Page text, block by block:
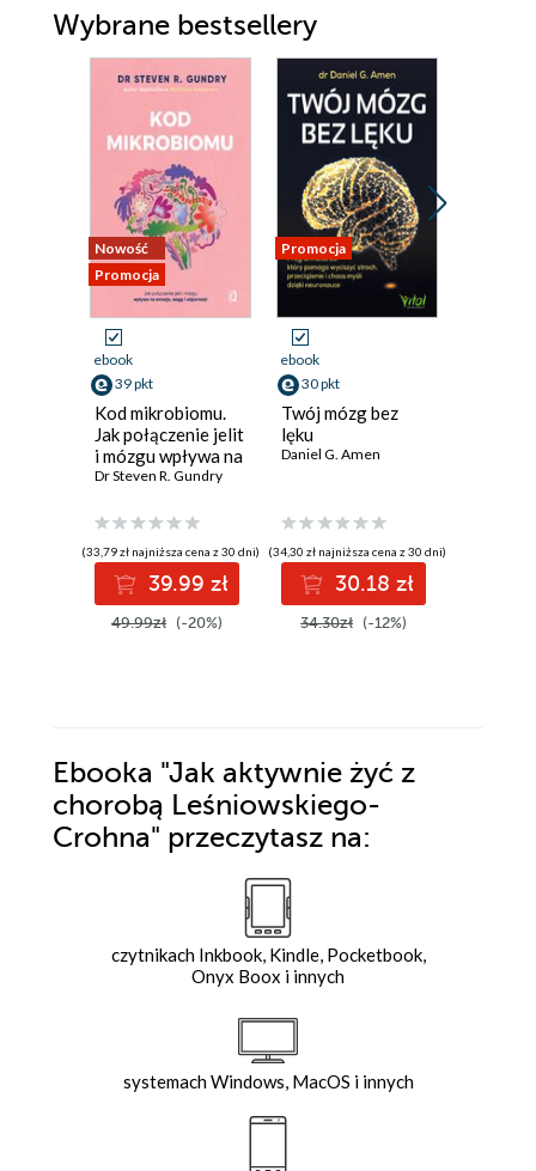
Wybrane bestsellery
Nowość
Promocja
ebook
39 pkt
Kod mikrobiomu.
Jak połączenie jelit
i mózgu wpływa na
emocje, wagę i
Dr Steven R. Gundry
(33,79 zł najniższa cena z 30 dni)
39.99 zł
49.99zł (-20%)
Promocja
ebook
30 pkt
Twój mózg bez
lęku
Daniel G. Amen
(34,30 zł najniższa cena z 30 dni)
30.18 zł
34.30zł (-12%)
Ebooka "Jak aktywnie żyć z
chorobą Leśniowskiego-
Crohna" przeczytasz na:
czytnikach Inkbook, Kindle, Pocketbook,
Onyx Boox i innych
systemach Windows, MacOS i innych